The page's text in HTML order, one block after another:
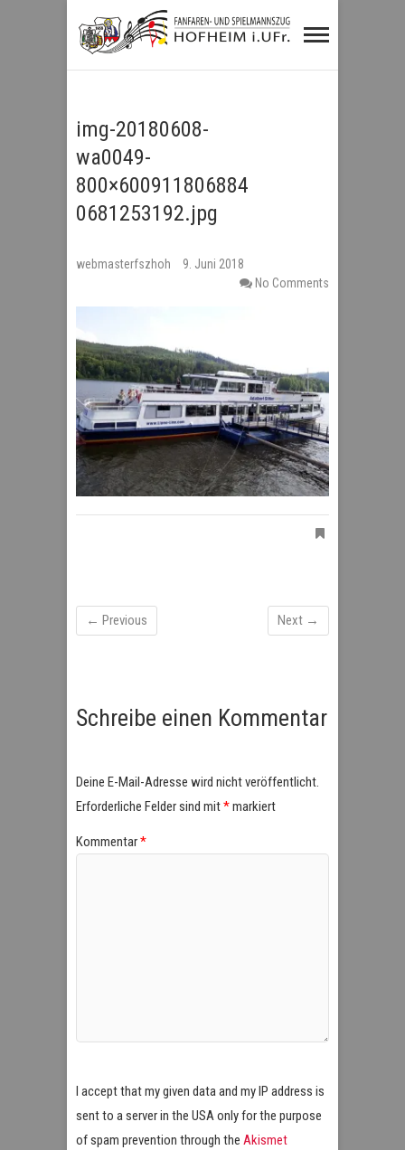
Fanfaren- und
Spielmannszug
img-20180608-
wa0049-
800×600911806884
0681253192.jpg
webmasterfszhoh
9. Juni 2018
No Comments
← Previous Next →
Schreibe einen Kommentar
Deine E-Mail-Adresse wird nicht veröffentlicht.
Erforderliche Felder sind mit*markiert
Kommentar*
I accept that my given data and my IP address is
sent to a server in the USA only for the purpose
of spam prevention through the Akismet